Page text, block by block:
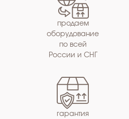
продаем
оборудование
по всей
России и СНГ
гарантия